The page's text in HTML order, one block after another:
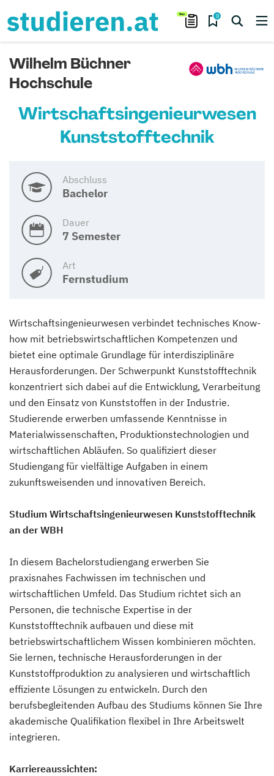
0
Wilhelm Büchner
Hochschule
Wirtschafts­ingenieur­wesen
Kunststofftechnik
Abschluss
Bachelor
Dauer
7 Semester
Art
Fernstudium
Wirtschaftsingenieurwesen verbindet technisches Know-
how mit betriebswirtschaftlichen Kompetenzen und
bietet eine optimale Grundlage für interdisziplinäre
Herausforderungen. Der Schwerpunkt Kunststofftechnik
konzentriert sich dabei auf die Entwicklung, Verarbeitung
und den Einsatz von Kunststoffen in der Industrie.
Studierende erwerben umfassende Kenntnisse in
Materialwissenschaften, Produktionstechnologien und
wirtschaftlichen Abläufen. So qualifiziert dieser
Studiengang für vielfältige Aufgaben in einem
zukunftsweisenden und innovativen Bereich.
Studium Wirtschaftsingenieurwesen Kunststofftechnik
an der WBH
In diesem Bachelorstudiengang erwerben Sie
praxisnahes Fachwissen im technischen und
wirtschaftlichen Umfeld. Das Studium richtet sich an
Personen, die technische Expertise in der
Kunststofftechnik aufbauen und diese mit
betriebswirtschaftlichem Wissen kombinieren möchten.
Sie lernen, technische Herausforderungen in der
Kunststoffproduktion zu analysieren und wirtschaftlich
effiziente Lösungen zu entwickeln. Durch den
berufsbegleitenden Aufbau des Studiums können Sie Ihre
akademische Qualifikation flexibel in Ihre Arbeitswelt
integrieren.
Karriereaussichten: